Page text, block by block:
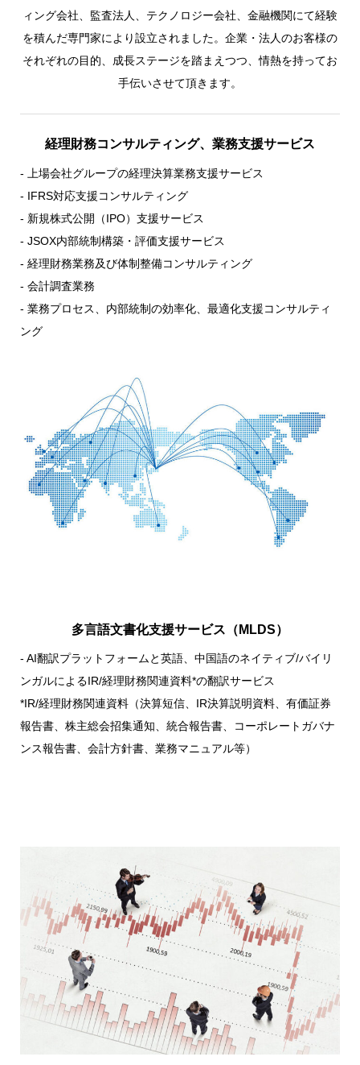
ィング会社、監査法人、テクノロジー会社、金融機関にて経験
を積んだ専門家により設立されました。企業・法人のお客様の
それぞれの目的、成長ステージを踏まえつつ、情熱を持ってお
手伝いさせて頂きます。
経理財務コンサルティング、業務支援サービス
- 上場会社グループの経理決算業務支援サービス
- IFRS対応支援コンサルティング
- 新規株式公開（IPO）支援サービス
- JSOX内部統制構築・評価支援サービス
- 経理財務業務及び体制整備コンサルティング
- 会計調査業務
- 業務プロセス、内部統制の効率化、最適化支援コンサルティ
ング
多言語文書化支援サービス（MLDS）
- AI翻訳プラットフォームと英語、中国語のネイティブ/バイリ
ンガルによるIR/経理財務関連資料*の翻訳サービス
*IR/経理財務関連資料（決算短信、IR決算説明資料、有価証券
報告書、株主総会招集通知、統合報告書、コーポレートガバナ
ンス報告書、会計方針書、業務マニュアル等）